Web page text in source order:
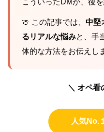
🍈 この記事では、 中堅
るリアルな悩みと、手
体的な方法をお伝えし
＼ オペ看
人気No.